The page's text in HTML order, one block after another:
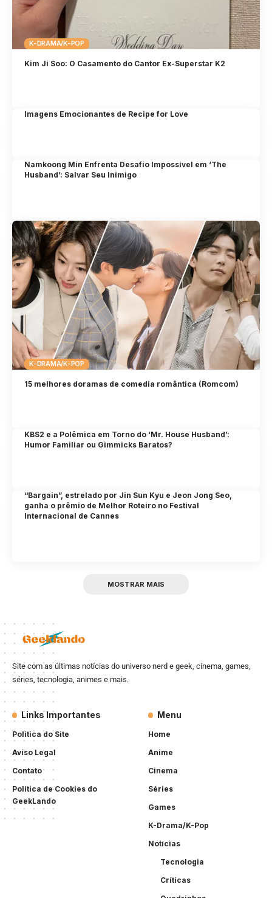
K-DRAMA/K-POP
Kim Ji Soo: O Casamento do Cantor Ex-Superstar K2
Imagens Emocionantes de Recipe for Love
Namkoong Min Enfrenta Desafio Impossível em ‘The
Husband’: Salvar Seu Inimigo
K-DRAMA/K-POP
15 melhores doramas de comedia romântica (Romcom)
KBS2 e a Polêmica em Torno do ‘Mr. House Husband’:
Humor Familiar ou Gimmicks Baratos?
“Bargain”, estrelado por Jin Sun Kyu e Jeon Jong Seo,
ganha o prêmio de Melhor Roteiro no Festival
Internacional de Cannes
MOSTRAR MAIS
Site com as últimas notícias do universo nerd e geek, cinema, games,
séries, tecnologia, animes e mais.
Links Importantes
Politica do Site
Aviso Legal
Contato
Política de Cookies do
GeekLando
Menu
Home
Anime
Cinema
Séries
Games
K-Drama/K-Pop
Notícias
Tecnologia
Críticas